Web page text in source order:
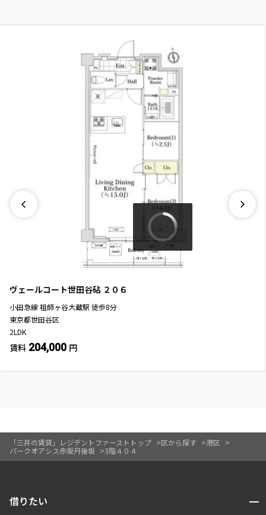
「三井の賃貸」レジデントファーストトップ 区から探す
港区
パークオアシス赤坂丹後坂
3階４０４
ヴェールコート世田谷砧 ２０６
小田急線 祖師ヶ谷大蔵駅 徒歩8分
東京都世田谷区
2LDK
賃料 204,000 円
借りたい 開閉